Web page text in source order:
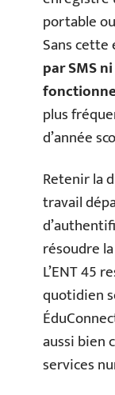
portable
Sans cette
par SMS
plus
d’année
Retenir la
travail
résoudre
L’ENT 45
quotidien
aussi bien
services